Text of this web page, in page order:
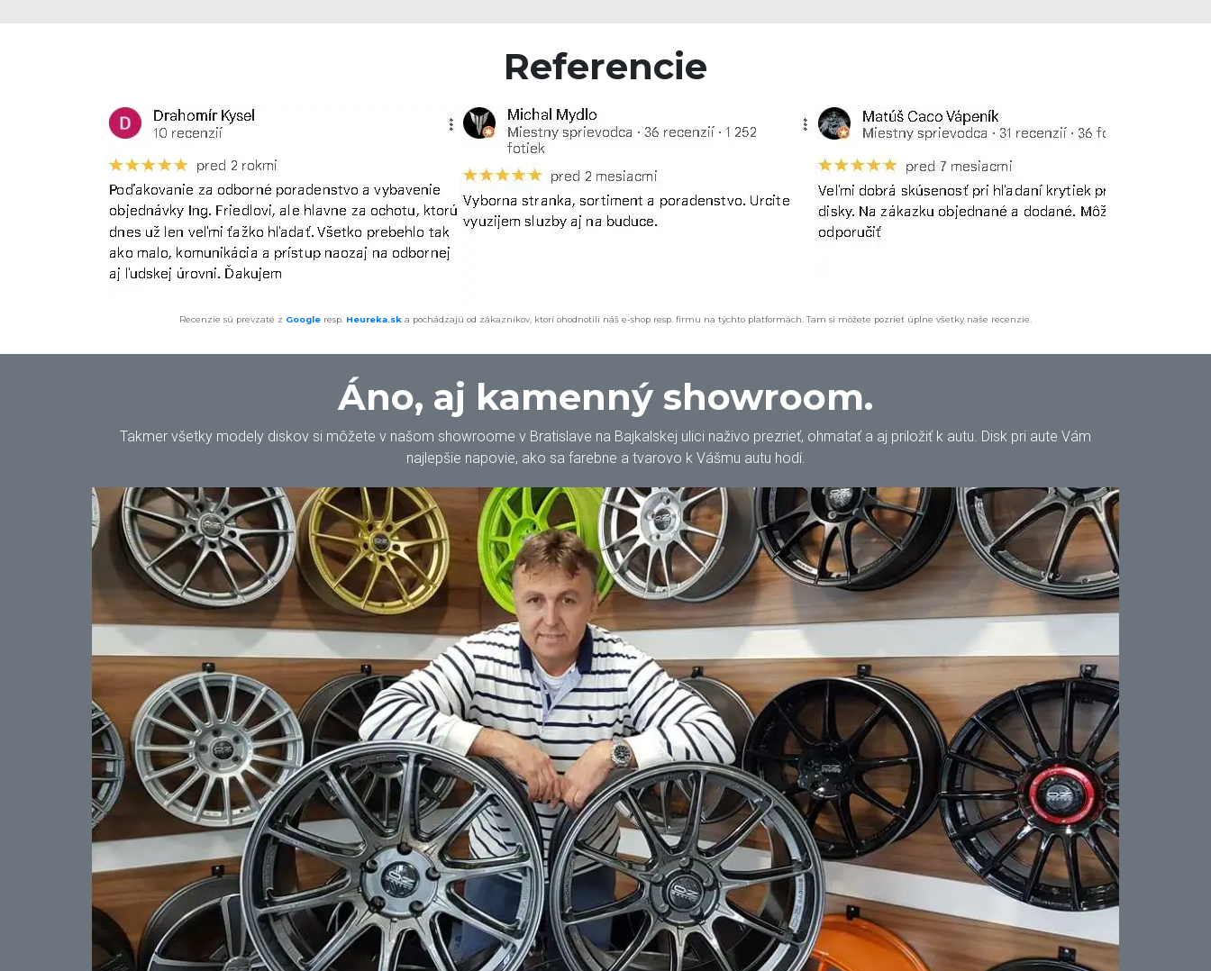
Referencie
Recenzie sú prevzaté z Google resp. Heureka.sk a pochádzajú od zákazníkov, ktorí ohodnotili náš e-shop resp. firmu na týchto platformách. Tam si môžete pozrieť úplne všetky naše recenzie.
Áno, aj kamenný showroom.
Takmer všetky modely diskov si môžete v našom showroome v Bratislave na Bajkalskej ulici naživo prezrieť, ohmatať a aj priložiť k autu. Disk pri aute Vám
najlepšie napovie, ako sa farebne a tvarovo k Vášmu autu hodí.